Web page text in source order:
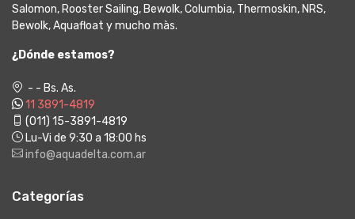
Salomon, Rooster Sailing, Bewolk, Columbia, Thermoskin, NRS,
Bewolk, Aquafloat y mucho màs.
¿Dónde estamos?
- - Bs. As.
11 3891-4819
(011) 15-3891-4819
Lu-Vi de 9:30 a 18:00 hs
info@aquadelta.com.ar
Categorías